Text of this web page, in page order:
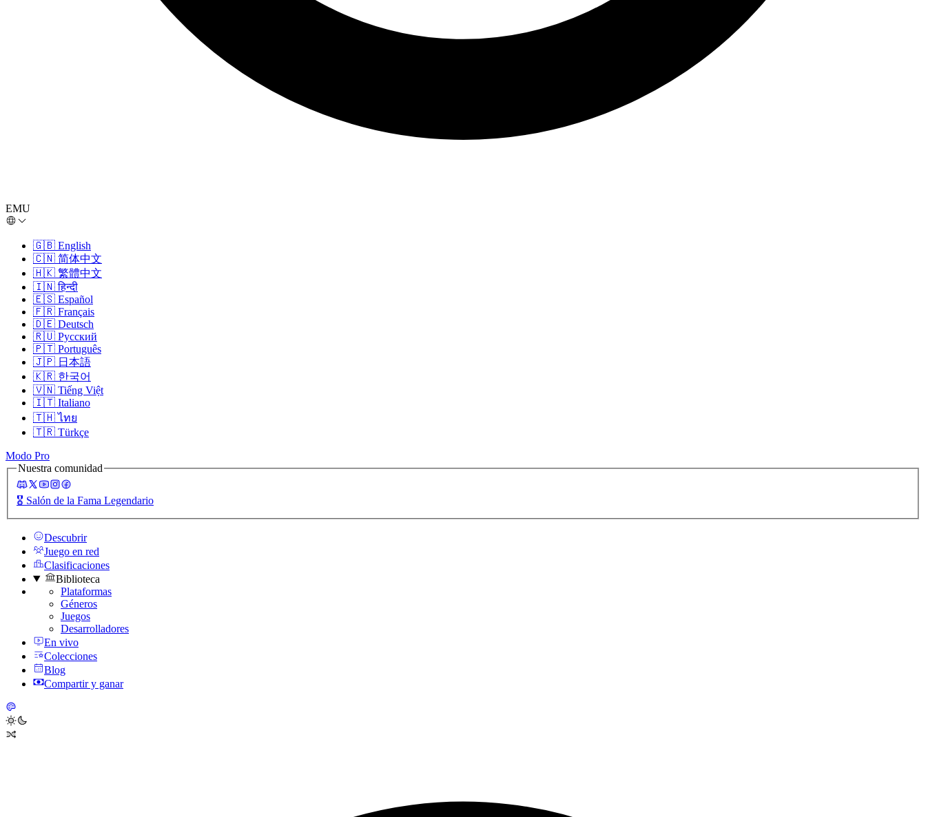
EMU
🇬🇧 English
🇨🇳 简体中文
🇭🇰 繁體中文
🇮🇳 हिन्दी
🇪🇸 Español
🇫🇷 Français
🇩🇪 Deutsch
🇷🇺 Русский
🇵🇹 Português
🇯🇵 日本語
🇰🇷 한국어
🇻🇳 Tiếng Việt
🇮🇹 Italiano
🇹🇭 ไทย
🇹🇷 Türkçe
Modo Pro
Nuestra comunidad
🎖️ Salón de la Fama Legendario
Descubrir
Juego en red
Clasificaciones
Biblioteca
Plataformas
Géneros
Juegos
Desarrolladores
En vivo
Colecciones
Blog
Compartir y ganar